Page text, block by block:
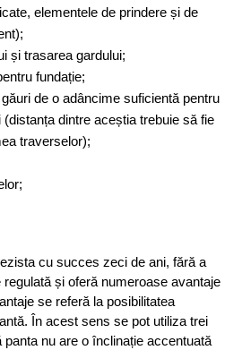
elementele de prindere și de
și trasarea gardului;
fundație;
de o adâncime suficientă pentru
(distanța dintre aceștia trebuie să fie
traverselor);
cu succes zeci de ani, fără a
și oferă numeroase avantaje
se referă la posibilitatea
În acest sens se pot utiliza trei
panta nu are o înclinație accentuată